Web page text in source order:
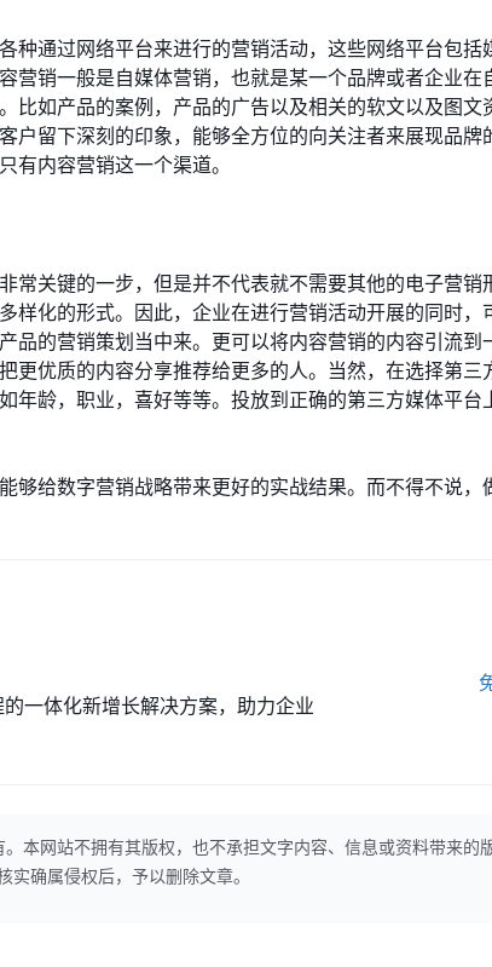
种通过网络平台来进行的营销活动，这些网络平台包括
营销一般是自媒体营销，也就是某一个品牌或者企业在
比如产品的案例，产品的广告以及相关的软文以及图文
户留下深刻的印象，能够全方位的向关注者来展现品牌
有内容营销这一个渠道。
常关键的一步，但是并不代表就不需要其他的电子营销
样化的形式。因此，企业在进行营销活动开展的同时，
品的营销策划当中来。更可以将内容营销的内容引流到
更优质的内容分享推荐给更多的人。当然，在选择第三
年龄，职业，喜好等等。投放到正确的第三方媒体平台
够给数字营销战略带来更好的实战结果。而不得不说，
一体化新增长解决方案，助力企业
本网站不拥有其版权，也不承担文字内容、信息或资料带来的
实确属侵权后，予以删除文章。